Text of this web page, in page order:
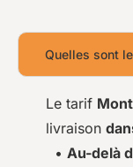
Quelles sont
Le tarif
livraison
• Au-delà